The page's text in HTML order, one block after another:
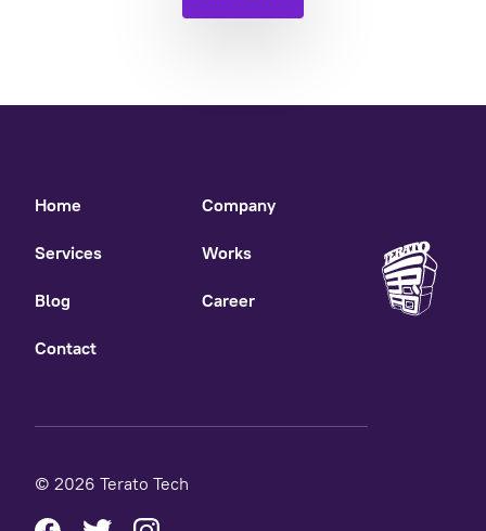
Home Company
Services Works
Blog Career
Contact
© 2026 Terato Tech